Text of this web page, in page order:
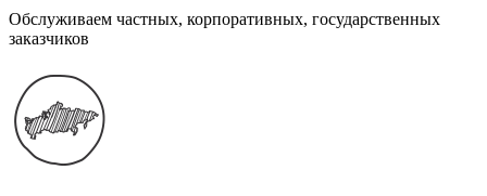
Обслуживаем частных, корпоративных, государственных
заказчиков